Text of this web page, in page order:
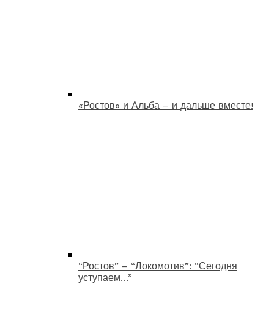
«Ростов» и Альба – и дальше вместе!
“Ростов” – “Локомотив”: “Сегодня
уступаем…”